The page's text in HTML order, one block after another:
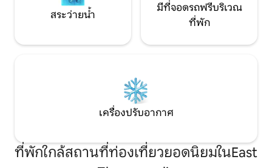
สระว่ายน้ำ
มีที่จอดรถฟรีบริเวณ
ที่พัก
เครื่องปรับอากาศ
ที่พักใกล้สถานที่ท่องเที่ยวยอดนิยมในEast